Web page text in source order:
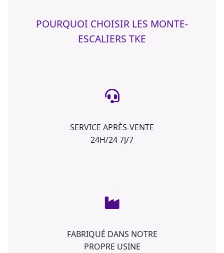
POURQUOI CHOISIR LES MONTE-
ESCALIERS TKE
SERVICE APRÈS-VENTE
24H/24 7J/7
FABRIQUÉ DANS NOTRE
PROPRE USINE